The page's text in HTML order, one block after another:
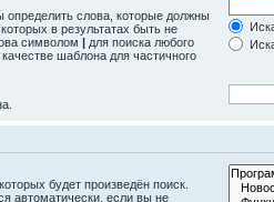
определить слова, которые должны
в результатах быть не
символом | для поиска любого
качестве шаблона для частичного
будет произведён поиск.
автоматически, если вы не